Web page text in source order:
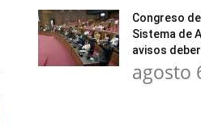
Congreso
Sistema de
avisos
agosto